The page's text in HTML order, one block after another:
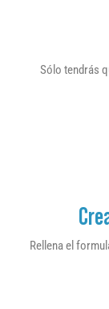
Sólo tendrás
Rellena el